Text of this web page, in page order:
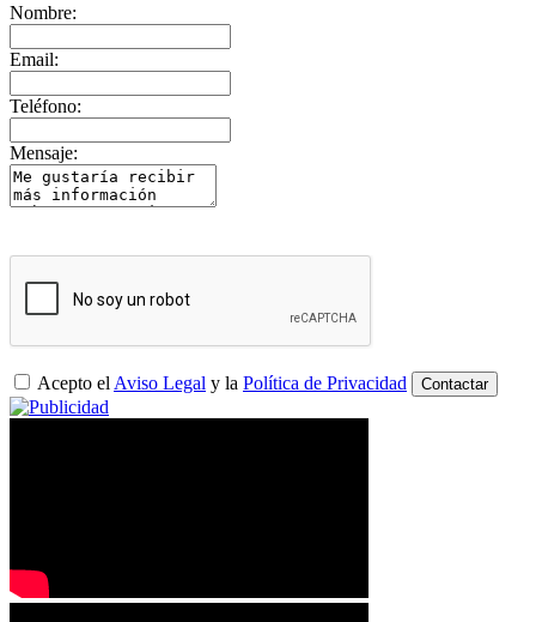
Nombre:
Email:
Teléfono:
Mensaje:
Acepto el Aviso Legal y la Política de Privacidad